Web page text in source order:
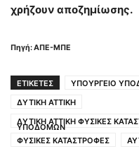
χρήζουν αποζημίωσης.
Πηγή: ΑΠΕ-ΜΠΕ
ΕΤΙΚΕΤΕΣ
ΥΠΟΥΡΓΕΙΟ
ΔΥΤΙΚΗ ΑΤΤΙΚΗ
ΔΥΤΙΚΗ ΑΤΤΙΚΗ ΦΥΣΙΚΕΣ
ΥΠΟΔΟΜΩΝ
ΦΥΣΙΚΕΣ ΚΑΤΑΣΤΡΟΦΕΣ